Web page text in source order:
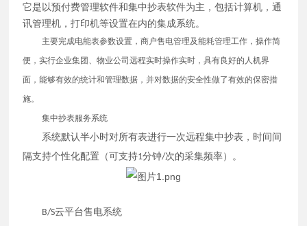
它是以预付费管理软件和集中抄表软件为主，包括计算机，通
讯管理机，打印机等设置在内的集成系统。
主要完成电能表参数设置，商户售电管理及能耗管理工作，操作简
便，实行企业集团、物业公司远程实时操作实时，具有良好的人机界
面，能够有效的统计和管理数据，并对数据的安全性做了有效的保密措
施。
集中抄表服务系统
系统默认半小时对所有表进行一次远程集中抄表，时间间
隔支持个性化配置（可支持1分钟/次的采集频率）。
B/S云平台售电系统